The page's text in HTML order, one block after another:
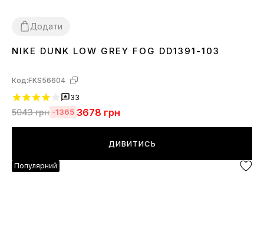
Додати
3637 383940 4142 43 44 45
NIKE DUNK LOW GREY FOG DD1391-103
Код:FKS56604
33
5043грн -1365 3678 грн
ДИВИТИСЬ
Популярний